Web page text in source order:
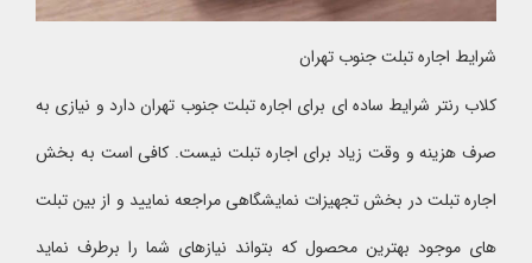
شرایط اجاره تبلت جنوب تهران
کلاب رنتر شرایط ساده ای برای اجاره تبلت جنوب تهران دارد و نیازی به
صرف هزینه و وقت زیاد برای اجاره تبلت نیست. کافی است به بخش
اجاره تبلت در بخش تجهیزات نمایشگاهی مراجعه نمایید و از بین تبلت
های موجود بهترین محصول که بتواند نیازهای شما را برطرف نماید